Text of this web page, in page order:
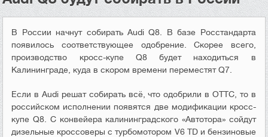
В России начнут собирать Audi Q8. В базе Росстандарта
появилось соответствующее одобрение. Скорее всего,
производство кросс-купе Q8 будет находиться в
Калининграде, куда в скором времени переместят Q7.
Если в Audi решат собирать всё, что одобрили в ОТТС, то в
российском исполнении появятся две модификации кросс-
купе Q8. С конвейера калининградского «Автотора» сойдут
дизельные кроссоверы с турбомотором V6 TD и бензиновые